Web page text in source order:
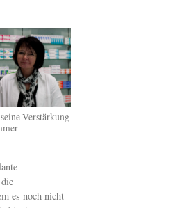
Verstärkung
es noch nicht